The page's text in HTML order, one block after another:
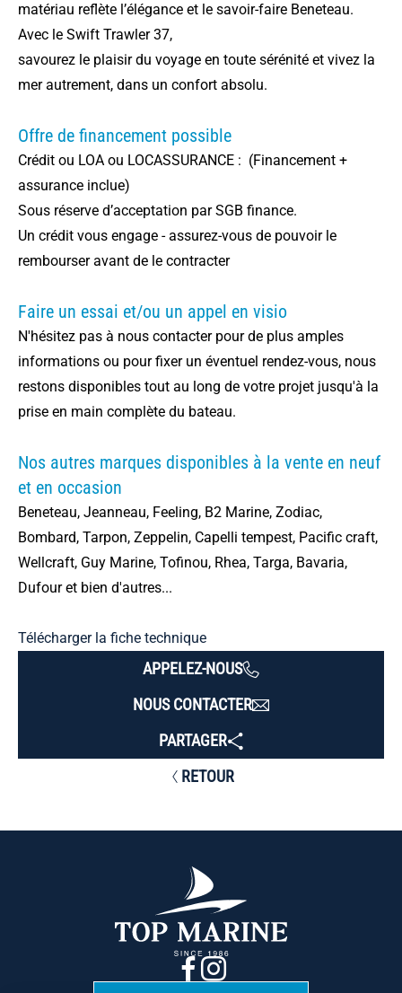
matériau reflète l’élégance et le savoir-faire Beneteau.
Avec le Swift Trawler 37,
savourez le plaisir du voyage en toute sérénité et vivez la
mer autrement, dans un confort absolu.
Offre de financement possible
Crédit ou LOA ou LOCASSURANCE : (Financement +
assurance inclue)
Sous réserve d’acceptation par SGB finance.
Un crédit vous engage - assurez-vous de pouvoir le
rembourser avant de le contracter
Faire un essai et/ou un appel en visio
N'hésitez pas à nous contacter pour de plus amples
informations ou pour fixer un éventuel rendez-vous, nous
restons disponibles tout au long de votre projet jusqu'à la
prise en main complète du bateau.
Nos autres marques disponibles à la vente en neuf
et en occasion
Beneteau, Jeanneau, Feeling, B2 Marine, Zodiac,
Bombard, Tarpon, Zeppelin, Capelli tempest, Pacific craft,
Wellcraft, Guy Marine, Tofinou, Rhea, Targa, Bavaria,
Dufour et bien d'autres...
Télécharger la fiche technique
RETOUR
APPELEZ-NOUS
NOUS CONTACTER
PARTAGER